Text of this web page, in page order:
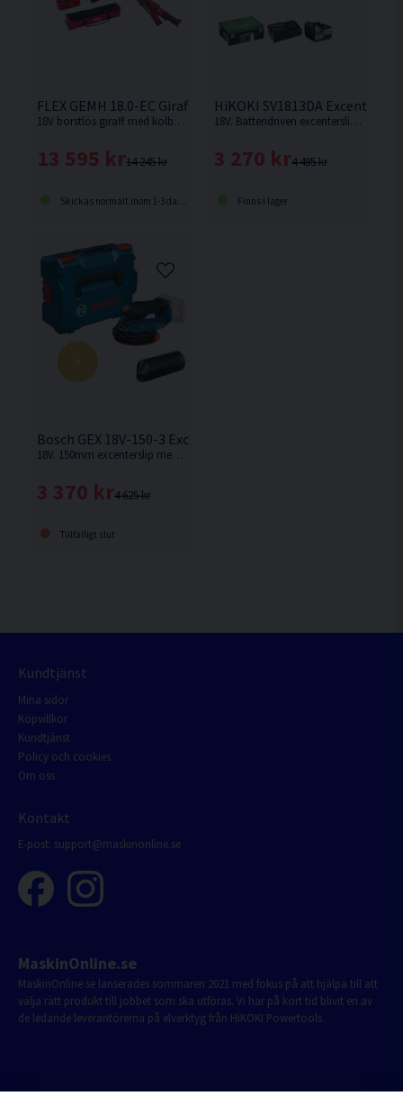
FLEX GEMH 18.0-EC Giraff 230mm (2x5,0Ah)
18V borstlös giraff med kolborstfri motor och låga vibrationsvärden från FLEX.
14 245 kr
13 595 kr
Skickas normalt inom 1-3 dagar
HiKOKI SV1813DA
18V. Batteridriven excenterslip med en slipplatta på 125mm. 3mm slaglängd.
4 495 kr
3 270 kr
Finns i lager
Bosch GEX 18V-150-3 Excenterslip 150mm 18V L-BOXX
18V. 150mm excenterslip med låga vibrationer från Bosch. Levereras utan batteri och laddare.
4 625 kr
3 370 kr
Tillfälligt slut
Kundtjänst
Mina sidor
Köpvillkor
Kundtjänst
Policy och cookies
Om oss
Kontakt
E-post: support@maskinonline.se
MaskinOnline.se
MaskinOnline.se lanserades sommaren 2021 med fokus på att hjälpa till att
välja rätt produkt till jobbet som ska utföras. Vi har på kort tid blivit en av
de ledande leverantörerna på elverktyg från HiKOKI Powertools.